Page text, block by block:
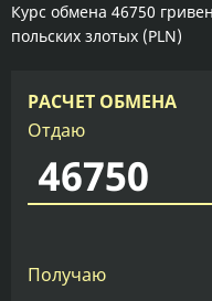
Курс обмена 46750
польских злотых (PLN)
РАСЧЕТ ОБМЕНА
Отдаю
Получаю